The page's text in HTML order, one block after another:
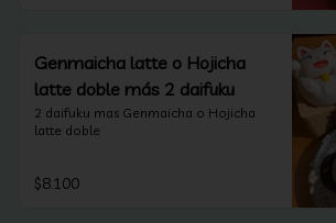
Genmaicha latte o Hojicha
latte doble más 2 daifuku
2 daifuku mas Genmaicha o Hojicha
latte doble
$8.100